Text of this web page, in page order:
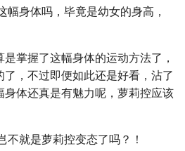
身体吗，毕竟是幼女的身高，
掌握了这幅身体的运动方法了，
，不过即便如此还是好看，沾了
体还真是有魅力呢，萝莉控应该
就是萝莉控变态了吗？！